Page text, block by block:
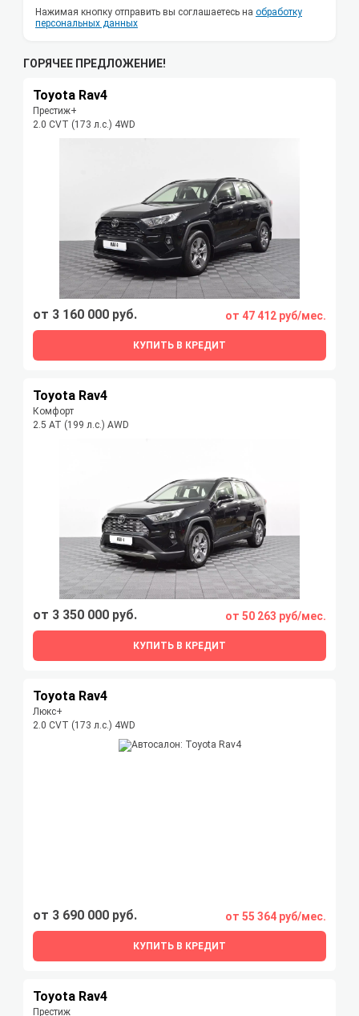
Нажимая кнопку отправить вы соглашаетесь на обработку
персональных данных
ГОРЯЧЕЕ ПРЕДЛОЖЕНИЕ!
Toyota Rav4
Престиж+
2.0 CVT (173 л.с.) 4WD
от 3 160 000 руб. от 47 412 руб/мес.
КУПИТЬ В КРЕДИТ
Toyota Rav4
Комфорт
2.5 AT (199 л.с.) AWD
от 3 350 000 руб. от 50 263 руб/мес.
КУПИТЬ В КРЕДИТ
Toyota Rav4
Люкс+
2.0 CVT (173 л.с.) 4WD
от 3 690 000 руб. от 55 364 руб/мес.
КУПИТЬ В КРЕДИТ
Toyota Rav4
Престиж